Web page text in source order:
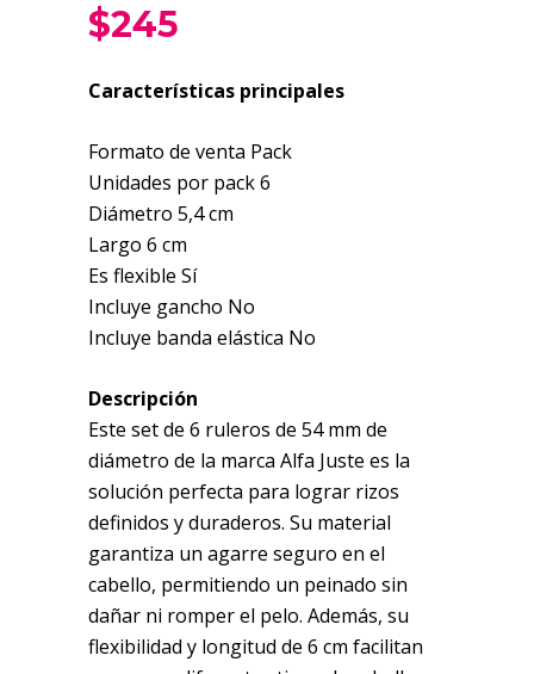
$245
Características principales
Formato de venta Pack
Unidades por pack 6
Diámetro 5,4 cm
Largo 6 cm
Es flexible Sí
Incluye gancho No
Incluye banda elástica No
Descripción
Este set de 6 ruleros de 54 mm de
diámetro de la marca Alfa Juste es la
solución perfecta para lograr rizos
definidos y duraderos. Su material
garantiza un agarre seguro en el
cabello, permitiendo un peinado sin
dañar ni romper el pelo. Además, su
flexibilidad y longitud de 6 cm facilitan